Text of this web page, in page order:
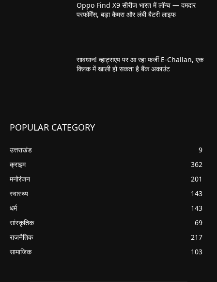
Oppo Find X9 सीरीज भारत में लॉन्च — दमदार
परफॉर्मेंस, बड़ा कैमरा और लंबी बैटरी लाइफ
सावधान! व्हाट्सएप पर आ रहा फर्जी E-Challan, एक
क्लिक में खाली हो सकता है बैंक अकाउंट
POPULAR CATEGORY
उत्तराखंड
9
क्राइम
362
मनोरंजन
201
स्वास्थ्य
143
धर्म
143
सांस्कृतिक
69
राजनैतिक
217
सामाजिक
103